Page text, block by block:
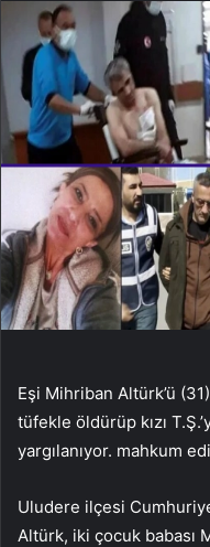
Eşi Mihriban Altürk’ü
tüfekle öldürüp kızı
yargılanıyor. mahkum
Uludere ilçesi
Altürk, iki çocuk babası